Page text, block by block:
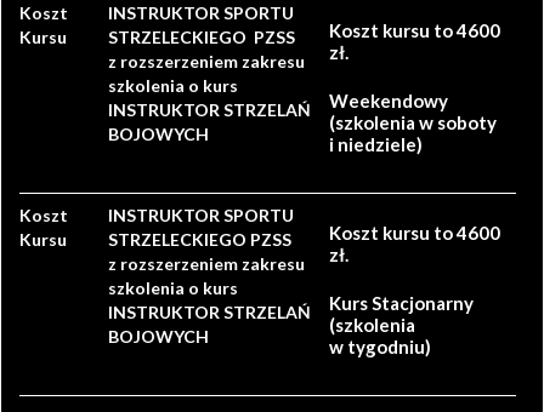
Koszt
Kursu
INSTRUKTOR SPORTU
STRZELECKIEGO PZSS
z rozszerzeniem zakresu
szkolenia o kurs
INSTRUKTOR STRZELAŃ
BOJOWYCH
Koszt kursu to 4600
zł.
Weekendowy
(szkolenia w soboty
i niedziele)
Koszt
Kursu
INSTRUKTOR SPORTU
STRZELECKIEGO PZSS
z rozszerzeniem zakresu
szkolenia o kurs
INSTRUKTOR STRZELAŃ
BOJOWYCH
Koszt kursu to 4600
zł.
Kurs Stacjonarny
(szkolenia
w tygodniu)